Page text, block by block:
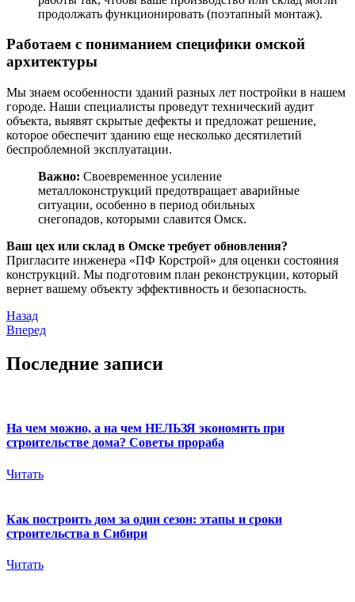
продолжать функционировать (поэтапный монтаж).
Работаем с пониманием специфики омской
архитектуры
Мы знаем особенности зданий разных лет постройки в нашем
городе. Наши специалисты проведут технический аудит
объекта, выявят скрытые дефекты и предложат решение,
которое обеспечит зданию еще несколько десятилетий
беспроблемной эксплуатации.
Важно: Своевременное усиление
металлоконструкций предотвращает аварийные
ситуации, особенно в период обильных
снегопадов, которыми славится Омск.
Ваш цех или склад в Омске требует обновления?
Пригласите инженера «ПФ Корстрой» для оценки состояния
конструкций. Мы подготовим план реконструкции, который
вернет вашему объекту эффективность и безопасность.
Назад
Вперед
Последние записи
На чем можно, а на чем НЕЛЬЗЯ экономить при
строительстве дома? Советы прораба
Читать
Как построить дом за один сезон: этапы и сроки
строительства в Сибири
Читать